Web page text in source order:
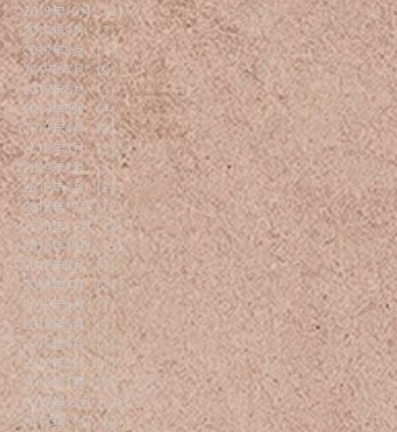
2019年10月 （3）3件の記事
2019年9月 （3）3件の記事
2019年8月 （1） 1件の記事
2019年7月 （2） 2件の記事
2019年6月 （4）4件の記事
2019年5月 （4）4件の記事
2019年4月 （2）2件の記事
2019年3月 （3）3件の記事
2019年2月 （3）3件の記事
2019年1月 （2）2件の記事
2018年12月 （2） 2件の記事
2018年11月 （2） 2件の記事
2018年10月 （3） 3件の記事
2018年8月 （1）
1件の記事
2018年7月 （3） 3件の記事
2018年6月 （1） 1件の記事
2018年5月 （1）1件の記事
2018年4月
（1）
1件の記事
2018年3月 （1） 1件の記事
2018年1月 （3）3件の記事
2017年12月 （2）2件の記事
2017年11月 （2）2件の記事